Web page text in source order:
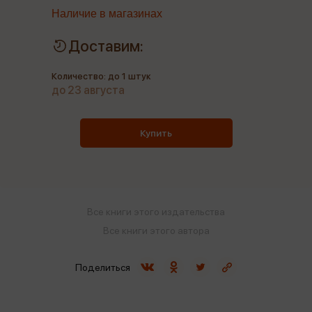
Наличие в магазинах
Доставим:
Количество: до 1 штук
до 23 августа
Купить
Поделиться